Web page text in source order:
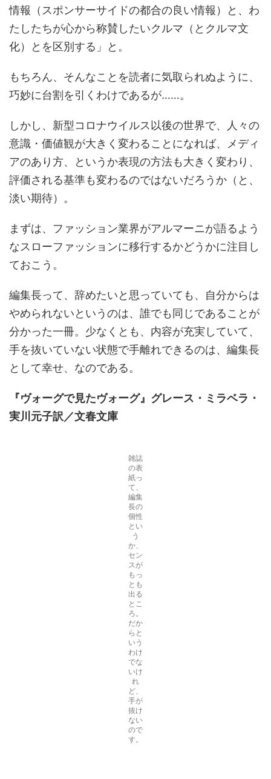
情報（スポンサーサイドの都合の良い情報）と、わ
たしたちが心から称賛したいクルマ（とクルマ文
化）とを区別する」と。
もちろん、そんなことを読者に気取られぬように、
巧妙に台割を引くわけであるが……。
しかし、新型コロナウイルス以後の世界で、人々の
意識・価値観が大きく変わることになれば、メディ
アのあり方、というか表現の方法も大きく変わり、
評価される基準も変わるのではないだろうか（と、
淡い期待）。
まずは、ファッション業界がアルマーニが語るよう
なスローファッションに移行するかどうかに注目し
ておこう。
編集長って、辞めたいと思っていても、自分からは
やめられないというのは、誰でも同じであることが
分かった一冊。少なくとも、内容が充実していて、
手を抜いていない状態で手離れできるのは、編集長
として幸せ、なのである。
『ヴォーグで見たヴォーグ』 グレース・ミラベラ・
実川元子訳／文春文庫
雑誌
の表
紙っ
て、
編集
長の
個性
とい
う
か、
セン
スが
もっ
とも
出る
とこ
ろ。
だか
らと
いう
わけ
でな
いけ
れ
ど、
手が
抜け
ない
ので
す。